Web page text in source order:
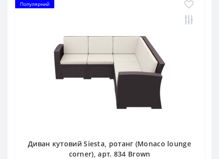
Популярний
Диван кутовий Siesta, ротанг (Monaco lounge
corner), арт. 834 Brown